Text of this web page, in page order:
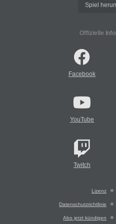
Spiel
Offizielle
Facebook
YouTube
Twitch
Lizenz
Datenschutzrichtlinie
Abo jetzt kündigen